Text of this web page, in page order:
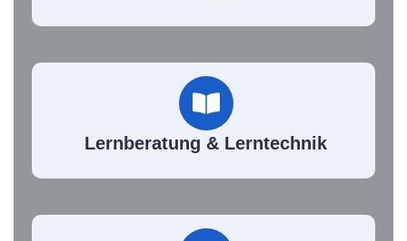
Lernberatung & Lerntechnik